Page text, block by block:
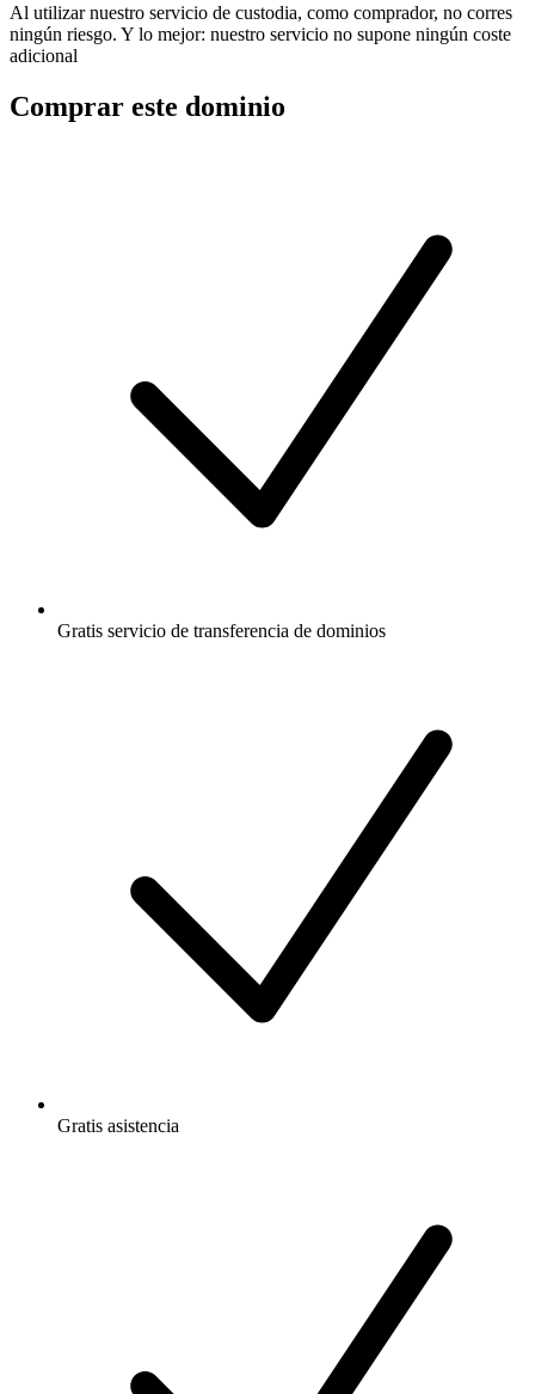
Al utilizar nuestro servicio de custodia, como comprador, no corres
ningún riesgo. Y lo mejor: nuestro servicio no supone ningún coste
adicional
Comprar este dominio
Gratis servicio de transferencia de dominios
Gratis asistencia